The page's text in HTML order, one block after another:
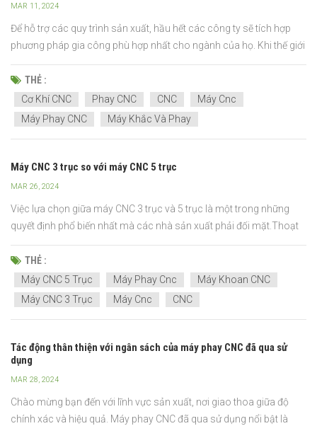
MAR 11, 2024
Để hỗ trợ các quy trình sản xuất, hầu hết các công ty sẽ tích hợp
phương pháp gia công phù hợp nhất cho ngành của họ. Khi thế giới
sản xuất không ngừng phát triển, công nghệ sẽ có thể thích ứng
bằng c&aacut...
THẺ :
Cơ Khí CNC
Phay CNC CNC
Máy Cnc
Máy Phay CNC
Máy Khắc Và Phay
Máy CNC 3 trục so với máy CNC 5 trục
MAR 26, 2024
Việc lựa chọn giữa máy CNC 3 trục và 5 trục là một trong những
quyết định phổ biến nhất mà các nhà sản xuất phải đối mặt.Thoạt
nhìn, sự khác biệt có vẻ đơn giản — ít trục hơn so với nhiều trục hơn.
Nhưng trên thực tế, lựa chọn của bạn sẽ ảnh hưởng trực tiếp đến
hiệu quả gia công, chi phí sản xuất, c...
THẺ :
Máy CNC 5 Trục
Máy Phay Cnc
Máy Khoan CNC
Máy CNC 3 Trục
Máy Cnc CNC
Tác động thân thiện với ngân sách của máy phay CNC đã qua sử
dụng
MAR 28, 2024
Chào mừng bạn đến với lĩnh vực sản xuất, nơi giao thoa giữa độ
chính xác và hiệu quả. Máy phay CNC đã qua sử dụng nổi bật là